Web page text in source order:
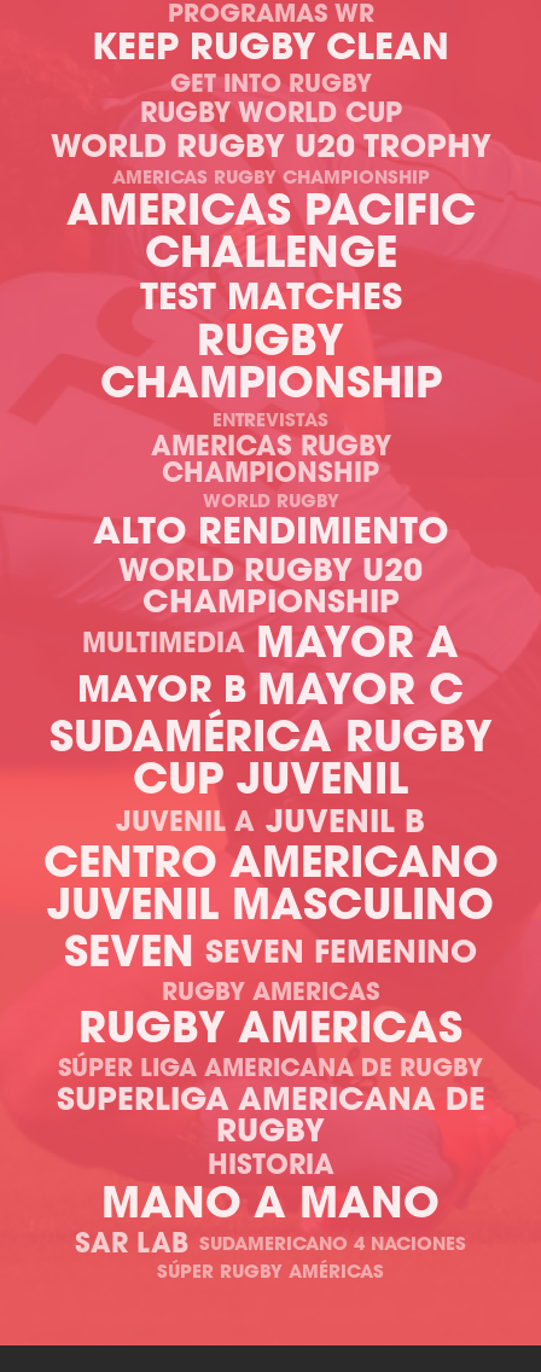
PROGRAMAS WR
KEEP RUGBY CLEAN
GET INTO RUGBY
RUGBY WORLD CUP
WORLD RUGBY U20 TROPHY
AMERICAS RUGBY CHAMPIONSHIP
AMERICAS PACIFIC
CHALLENGE
TEST MATCHES
RUGBY
CHAMPIONSHIP
ENTREVISTAS
AMERICAS RUGBY
CHAMPIONSHIP
WORLD RUGBY
ALTO RENDIMIENTO
WORLD RUGBY U20
CHAMPIONSHIP
MULTIMEDIA MAYOR A
MAYOR B MAYOR C
SUDAMÉRICA RUGBY
CUP JUVENIL
JUVENIL A JUVENIL B
CENTRO AMERICANO
JUVENIL MASCULINO
SEVEN SEVEN FEMENINO
RUGBY AMERICAS
RUGBY AMERICAS
SÚPER LIGA AMERICANA DE RUGBY
SUPERLIGA AMERICANA DE
RUGBY
HISTORIA
MANO A MANO
SAR LAB SUDAMERICANO 4 NACIONES
SÚPER RUGBY AMÉRICAS